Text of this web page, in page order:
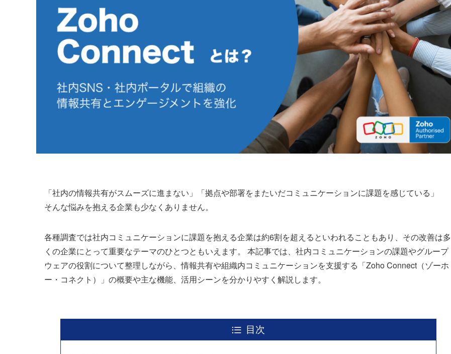
「社内の情報共有がスムーズに進まない」「拠点や部署をまたいだコミュニケーションに課題を感じている」
そんな悩みを抱える企業も少なくありません。
各種調査では社内コミュニケーションに課題を抱える企業は約6割を超えるといわれることもあり、その改善は多
くの企業にとって重要なテーマのひとつともいえます。 本記事では、社内コミュニケーションの課題やグループ
ウェアの役割について整理しながら、情報共有や組織内コミュニケーションを支援する「Zoho Connect（ゾーホ
ー・コネクト）」の概要や主な機能、活用シーンを分かりやすく解説します。
目次